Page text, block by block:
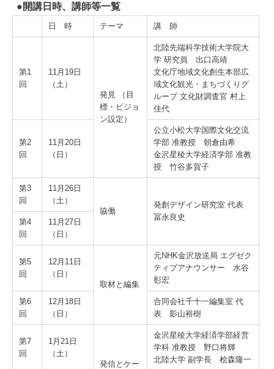
●開講日時、講師等一覧
日 時 テーマ 講 師
第1
回
11月19日
（土）
発見 （目
標・ビジョ
ン設定）
北陸先端科学技術大学院大
学 研究員 出口高靖
文化庁地域文化創生本部広
域文化観光・まちづくりグ
ループ 文化財調査官 村上
佳代
第2
回
11月20日
（日）
公立小松大学国際文化交流
学部 准教授 朝倉由希
金沢星稜大学経済学部 准教
授 竹谷多賀子
第3
回
11月26日
（土）
協働
発創デザイン研究室 代表
冨永良史
第4
回
11月27日
（日）
第5
回
12月11日
（日）
取材と編集
元NHK金沢放送局 エグゼク
ティブアナウンサー 水谷
彰宏
第6
回
12月18日
（日）
合同会社千十一編集室 代
表 影山裕樹
第7
回
1月21日
（土）
発信とケー
金沢星稜大学経済学部経営
学科 准教授 野口将輝
北陸大学 副学長 桧森隆一